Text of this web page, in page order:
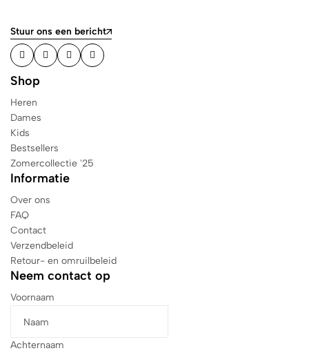
Stuur ons een bericht
Shop
Heren
Dames
Kids
Bestsellers
Zomercollectie '25
Informatie
Over ons
FAQ
Contact
Verzendbeleid
Retour- en omruilbeleid
Neem contact op
Voornaam
Achternaam